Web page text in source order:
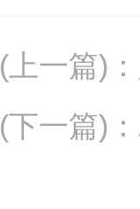
(上一篇) ：
(下一篇) ：